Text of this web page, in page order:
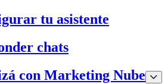
tu asistente
chats
con Marketing Nube